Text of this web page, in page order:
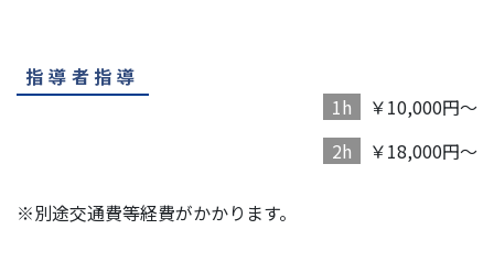
指導者指導
1h
￥10,000円～
2h
￥18,000円～
※別途交通費等経費がかかります。